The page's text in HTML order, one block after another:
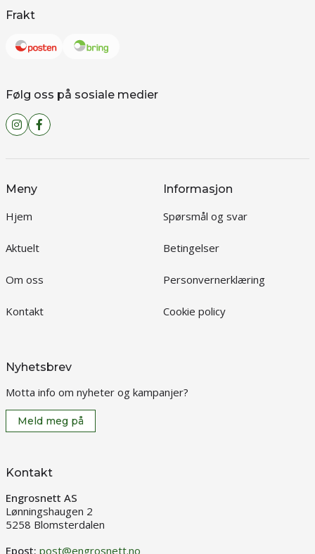
Frakt
Følg oss på sosiale medier
Meny
Hjem
Aktuelt
Om oss
Kontakt
Informasjon
Spørsmål og svar
Betingelser
Personvernerklæring
Cookie policy
Nyhetsbrev
Motta info om nyheter og kampanjer?
Meld meg på
Kontakt
Engrosnett AS
Lønningshaugen 2
5258 Blomsterdalen
Epost: post@engrosnett.no